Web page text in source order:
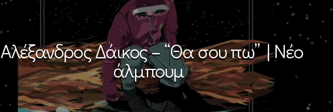
Αλέξανδρος Δάικος – “Θα σου πω” | Νέο
άλμπουμ